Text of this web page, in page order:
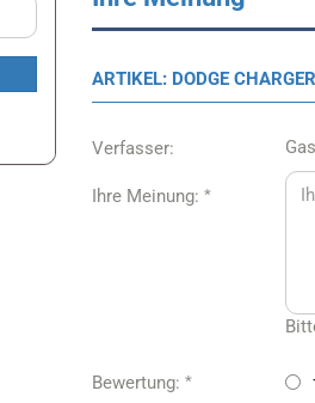
Mustang Hemden &
Mustang T-ShirtsARTIKEL: DODGE
Verfasser:
Ihre Meinung:
Bewertung: